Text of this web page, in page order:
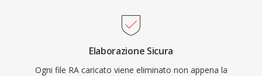
Elaborazione Sicura
Ogni file RA caricato viene eliminato non appena la